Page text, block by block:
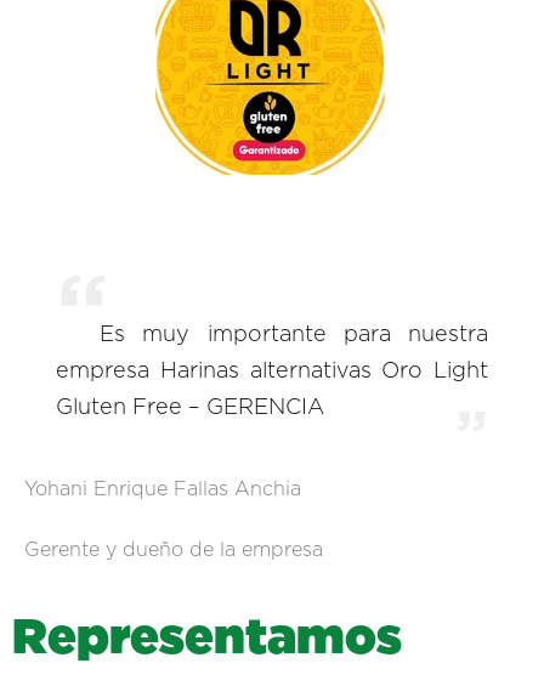
Es muy importante para nuestra
empresa Harinas alternativas Oro Light
Gluten Free – GERENCIA
Yohani Enrique Fallas Anchia
Gerente y dueño de la empresa
Representamos